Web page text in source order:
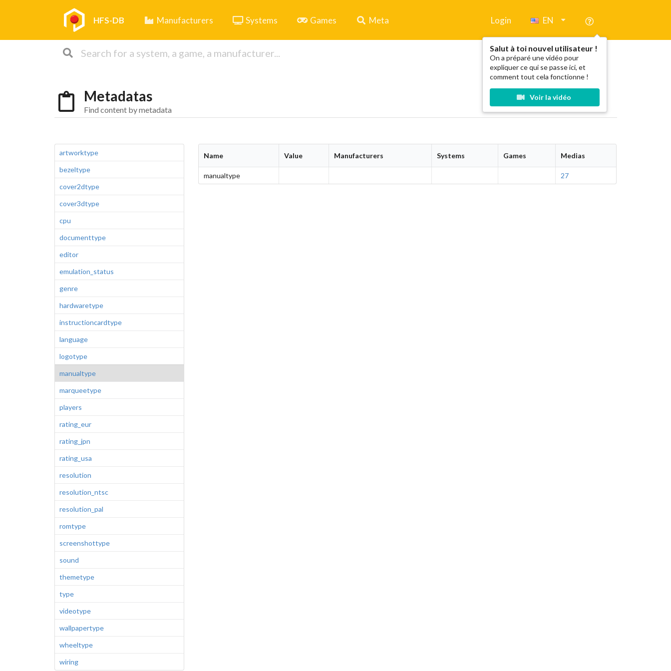
HFS-DB Manufacturers Systems Games Meta Login EN
Salut à toi nouvel utilisateur !
On a préparé une vidéo pour
expliquer ce qui se passe ici, et
comment tout cela fonctionne !
Voir la vidéo
Metadatas
Find content by metadata
artworktype
bezeltype
cover2dtype
cover3dtype
cpu
documenttype
editor
emulation_status
genre
hardwaretype
instructioncardtype
language
logotype
manualtype
marqueetype
players
rating_eur
rating_jpn
rating_usa
resolution
resolution_ntsc
resolution_pal
romtype
screenshottype
sound
themetype
type
videotype
wallpapertype
wheeltype
wiring
Name Value Manufacturers Systems Games Medias
manualtype 27